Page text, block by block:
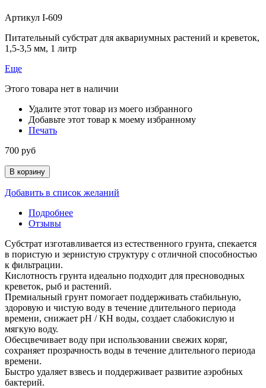
Артикул I-609
Питательный субстрат для аквариумных растений и креветок,
1,5-3,5 мм, 1 литр
Еще
Этого товара нет в наличии
Удалите этот товар из моего избранного
Добавьте этот товар к моему избранному
Печать
700 руб
В корзину
Добавить в список желаний
Подробнее
Отзывы
Субстрат изготавливается из естественного грунта, спекается
в пористую и зернистую структуру с отличной способностью
к фильтрации.
Кислотность грунта идеально подходит для пресноводных
креветок, рыб и растений.
Премиальный грунт помогает поддерживать стабильную,
здоровую и чистую воду в течение длительного периода
времени, снижает рН / KH воды, создает слабокислую и
мягкую воду.
Обесцвечивает воду при использовании свежих коряг,
сохраняет прозрачность воды в течение длительного периода
времени.
Быстро удаляет взвесь и поддерживает развитие аэробных
бактерий.